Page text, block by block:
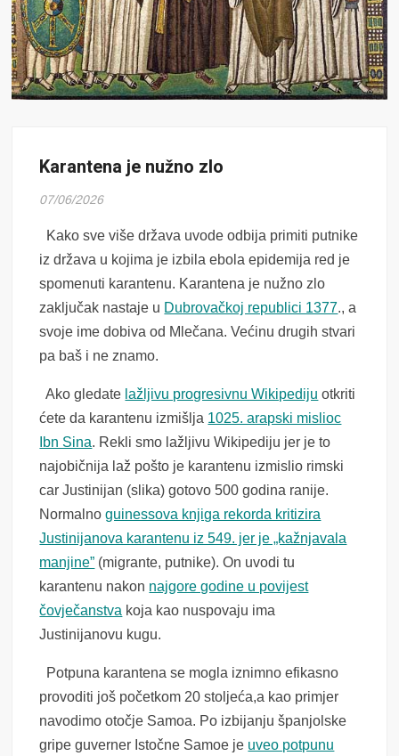
Karantena je nužno zlo
07/06/2026
Kako sve više država uvode odbija primiti putnike
iz država u kojima je izbila ebola epidemija red je
spomenuti karantenu. Karantena je nužno zlo
zaključak nastaje u Dubrovačkoj republici 1377., a
svoje ime dobiva od Mlečana. Većinu drugih stvari
pa baš i ne znamo.
Ako gledate lažljivu progresivnu Wikipediju otkriti
ćete da karantenu izmišlja 1025. arapski mislioc
Ibn Sina. Rekli smo lažljivu Wikipediju jer je to
najobičnija laž pošto je karantenu izmislio rimski
car Justinijan (slika) gotovo 500 godina ranije.
Normalnoguinessova knjiga rekorda kritizira
Justinijanova karantenu iz 549. jer je „kažnjavala
manjine” (migrante, putnike). On uvodi tu
karantenu nakon najgore godine u povijest
čovječanstva koja kao nuspovaju ima
Justinijanovu kugu.
Potpuna karantena se mogla iznimno efikasno
provoditi još početkom 20 stoljeća,a kao primjer
navodimo otočje Samoa. Po izbijanju španjolske
gripe guverner Istočne Samoe je uveo potpunu